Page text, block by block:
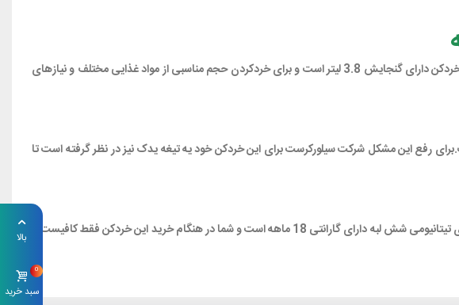
طبیعتا اگر شما بخواهید یک خردکن برقی برای استفاده در آشپزخانه برای مصارف روزانه بخرید نیازی به حجم بسیار زیاد ان ندارید.این خردکن دارای گنجایش 3.8 لیتر است و برای خردکردن حجم مناسبی از مواد غذایی مختلف و نیازهای
رفع این مشکل شرکت سیلورکرست برای این خردکن خود یه تیغه یدک نیز در نظر گرفته است تا
فروشگاه تهراکالا وارد کننده مستقیم محصولات برند سیلورکرست است و تمامی محصولات این شرکت از جمله خردکن جدید ان با تیغه های تیتانیومی شش لبه دارای گارانتی 18 ماهه است و شما در هنگام خرید این خردکن فقط کافیست با
بالا
سبد خرید
0